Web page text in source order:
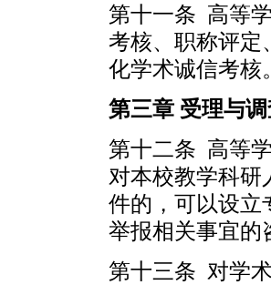
第十一条 高等
考核、职称评定
化学术诚信考核
第三章 受理与
第十二条 高等
对本校教学科研
件的，可以设立
举报相关事宜的
第十三条 对学